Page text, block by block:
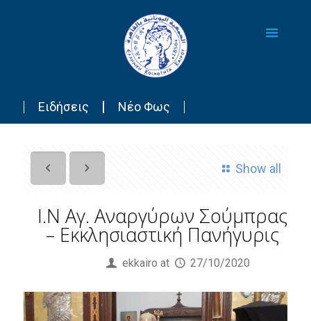
Ειδήσεις Νέο Φως
Show all
Ι.Ν Αγ. Αναργύρων Σούμπρας
– Εκκλησιαστική Πανήγυρις
ekkairo at 27/10/2020